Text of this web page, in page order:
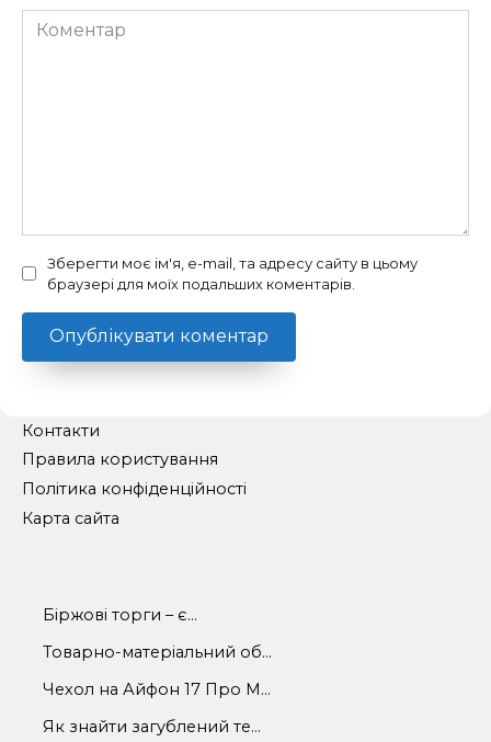
Коментар
Зберегти моє ім'я, e-mail, та адресу сайту в цьому
браузері для моїх подальших коментарів.
Контакти
Правила користування
Політика конфіденційності
Карта сайта
Біржові торги – є...
Товарно-матеріальний об...
Чехол на Айфон 17 Про М...
Як знайти загублений те...